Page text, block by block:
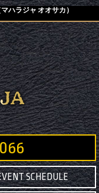
マハラジャ オオサカ）
SCHEDULE